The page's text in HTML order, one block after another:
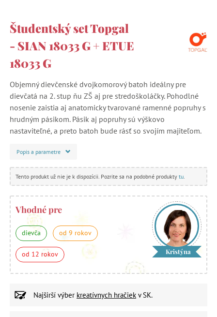
Študentský set Topgal
- SIAN 18033 G + ETUE
18033 G
Objemný dievčenské dvojkomorový batoh ideálny pre
dievčatá na 2. stup ňu ZŠ aj pre stredoškoláčky. Pohodlné
nosenie zaistia aj anatomicky tvarované ramenné popruhy s
hrudným pásikom. Pásik aj popruhy sú výškovo
nastaviteľné, a preto batoh bude rásť so svojím majiteľom.
Popis a parametre
Tento produkt už nie je k dispozícii. Pozrite sa na podobné produkty tu
Vhodné pre
dievča od 9 rokov
od 12 rokov Kristýna
Najširší výber kreatívnych hračiek v SK.